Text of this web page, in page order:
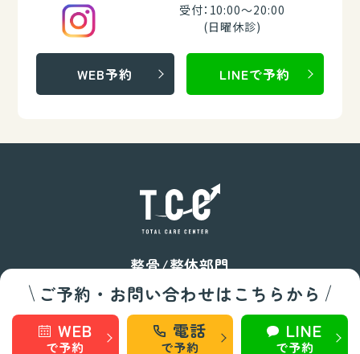
ご予約・お問い合わせはこちらから
WEB
で予約
電話
で予約
LINE
で予約
受付：10:00～20:00
(日曜休診)
WEB予約 LINEで予約
整骨/整体部門
秋田 旭南 秋田 桜